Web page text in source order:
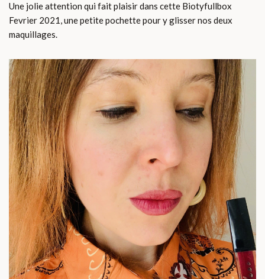
Une jolie attention qui fait plaisir dans cette Biotyfullbox
Fevrier 2021, une petite pochette pour y glisser nos deux
maquillages.